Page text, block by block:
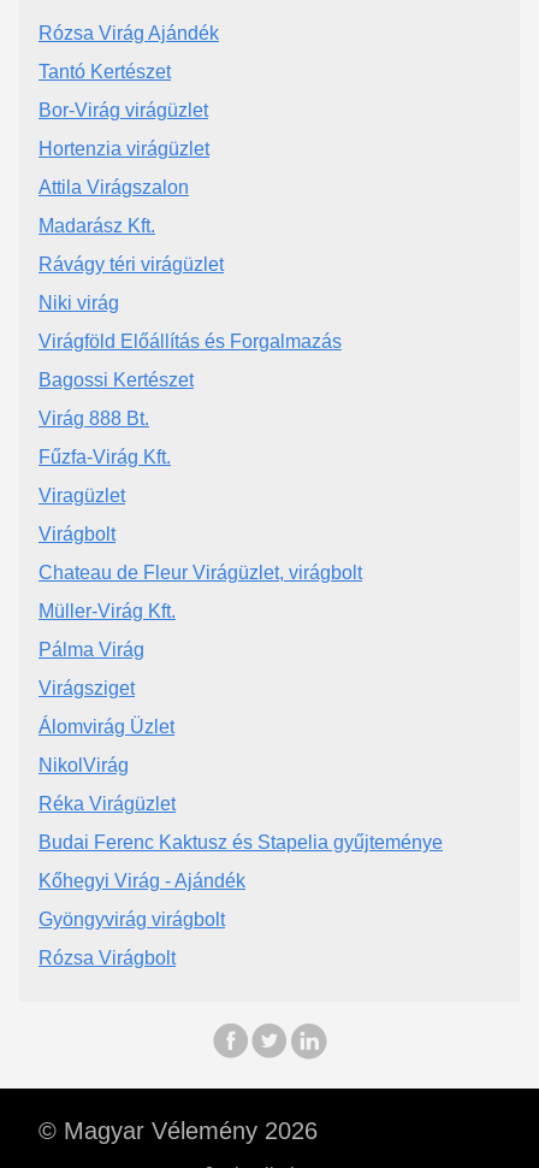
Rózsa Virág Ajándék
Tantó Kertészet
Bor-Virág virágüzlet
Hortenzia virágüzlet
Attila Virágszalon
Madarász Kft.
Rávágy téri virágüzlet
Niki virág
Virágföld Előállítás és Forgalmazás
Bagossi Kertészet
Virág 888 Bt.
Fűzfa-Virág Kft.
Viragüzlet
Virágbolt
Chateau de Fleur Virágüzlet, virágbolt
Müller-Virág Kft.
Pálma Virág
Virágsziget
Álomvirág Üzlet
NikolVirág
Réka Virágüzlet
Budai Ferenc Kaktusz és Stapelia gyűjteménye
Kőhegyi Virág - Ajándék
Gyöngyvirág virágbolt
Rózsa Virágbolt
© Magyar Vélemény 2026